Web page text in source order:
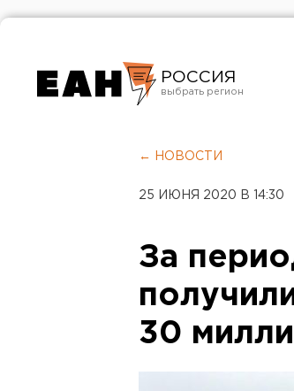
РОССИЯ
Челябинск
← НОВОСТИ
25 ИЮНЯ 2020 В 14:30
За
30